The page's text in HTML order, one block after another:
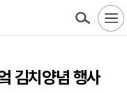
김치양념 행사